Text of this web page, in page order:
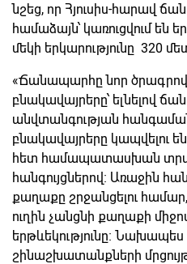
նշեց, որ Հյուսիս-հարավ
համաձայն՝ կառուցվում են
մեկի երկարությունը 320
«Ճանապարհը նոր ծրագրով
բնակավայրերը՝ ելնելով
անվտանգության
բնակավայրերը կապվելու
հետ համապատասխան
հանգույցներով։ Առաջին
քաղաքը շրջանցելու
ուղին չանցնի քաղաքի
երթևեկությունը։
շինաշխատանքների